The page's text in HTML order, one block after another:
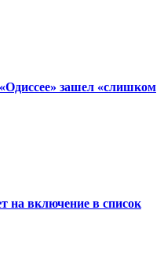
зашел «слишком
на включение в список